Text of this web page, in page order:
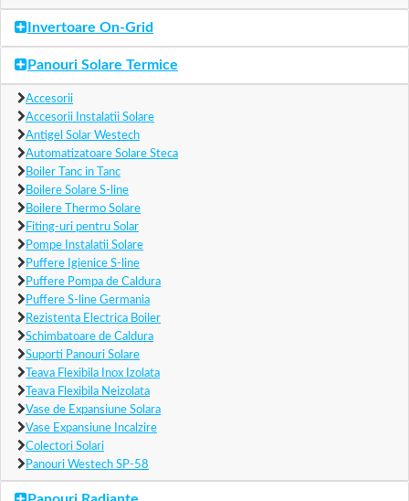
Invertoare On-Grid
Panouri Solare Termice
Accesorii
Accesorii Instalatii Solare
Antigel Solar Westech
Automatizatoare Solare Steca
Boiler Tanc in Tanc
Boilere Solare S-line
Boilere Thermo Solare
Fiting-uri pentru Solar
Pompe Instalatii Solare
Puffere Igienice S-line
Puffere Pompa de Caldura
Puffere S-line Germania
Rezistenta Electrica Boiler
Schimbatoare de Caldura
Suporti Panouri Solare
Teava Flexibila Inox Izolata
Teava Flexibila Neizolata
Vase de Expansiune Solara
Vase Expansiune Incalzire
Colectori Solari
Panouri Westech SP-58